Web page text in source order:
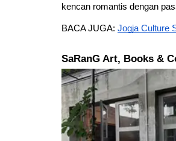
kencan romantis dengan
BACA JUGA: Jogja Culture
SaRanG Art, Books &